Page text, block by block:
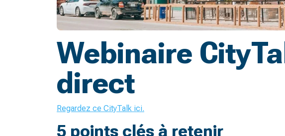
Webinaire
direct
Regardez ce CityTalk ici.
5 points clés à retenir